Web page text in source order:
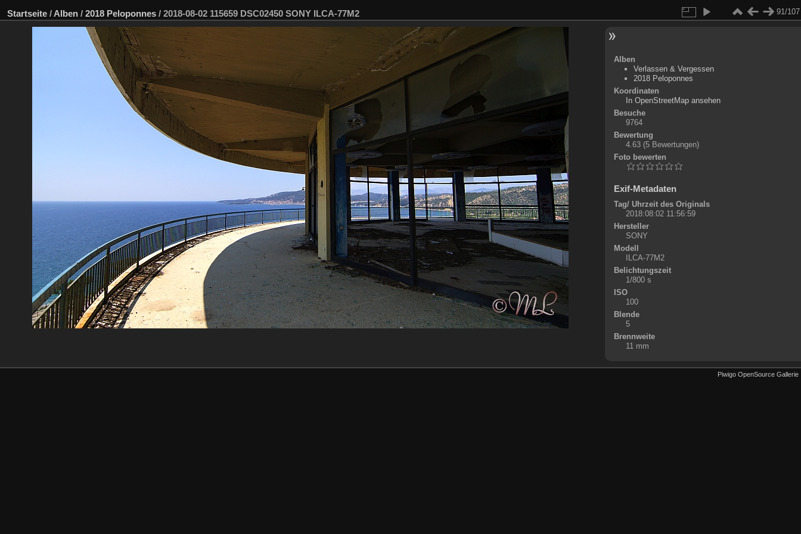
Startseite / Alben / 2018 Peloponnes / 2018-08-02 115659 DSC02450 SONY ILCA-77M2 91/107
Alben
Verlassen & Vergessen
2018 Peloponnes
Koordinaten
+
-
In OpenStreetMap ansehen
Besuche
9764
Bewertung
4.63 (5 Bewertungen)
Foto bewerten
Exif-Metadaten
Tag/ Uhrzeit des Originals
2018:08:02 11:56:59
Hersteller
SONY
Modell
ILCA-77M2
Belichtungszeit
1/800 s
ISO
100
Blende
5
Brennweite
11 mm
Piwigo OpenSource Gallerie